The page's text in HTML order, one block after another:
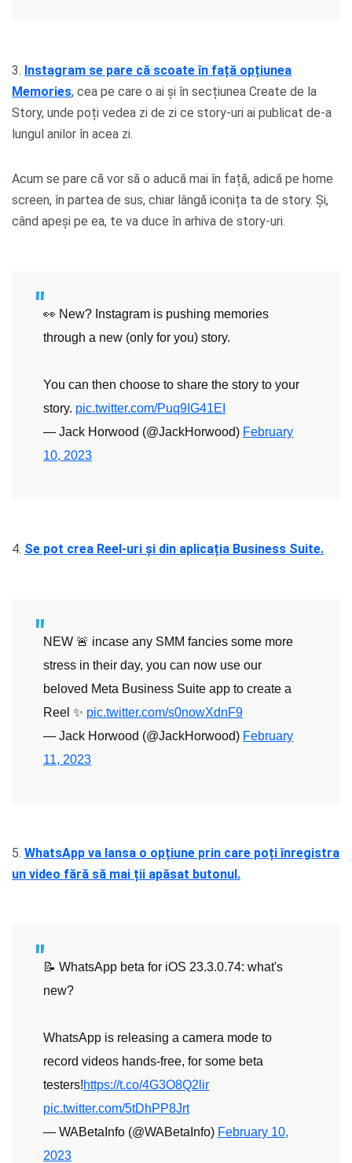
3. Instagram se pare că scoate în față opțiunea
Memories, cea pe care o ai și în secțiunea Create de la
Story, unde poți vedea zi de zi ce story-uri ai publicat de-a
lungul anilor în acea zi.
Acum se pare că vor să o aducă mai în față, adică pe home
screen, în partea de sus, chiar lângă iconița ta de story. Și,
când apeși pe ea, te va duce în arhiva de story-uri.
👀 New? Instagram is pushing memories
through a new (only for you) story.
You can then choose to share the story to your
story. pic.twitter.com/Puq9IG41EI
— Jack Horwood (@JackHorwood) February
10, 2023
4. Se pot crea Reel-uri și din aplicația Business Suite.
NEW 🚨 incase any SMM fancies some more
stress in their day, you can now use our
beloved Meta Business Suite app to create a
Reel ✨ pic.twitter.com/s0nowXdnF9
— Jack Horwood (@JackHorwood) February
11, 2023
5. WhatsApp va lansa o opțiune prin care poți înregistra
un video fără să mai ții apăsat butonul.
📝 WhatsApp beta for iOS 23.3.0.74: what's
new?
WhatsApp is releasing a camera mode to
record videos hands-free, for some beta
testers!https://t.co/4G3O8Q2lir
pic.twitter.com/5tDhPP8Jrt
— WABetaInfo (@WABetaInfo) February 10,
2023